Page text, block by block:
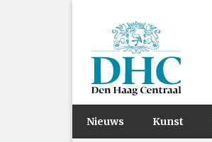
Nieuws Kunst